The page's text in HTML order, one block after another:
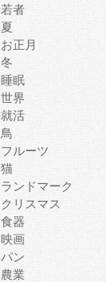
若者
夏
お正月
冬
睡眠
世界
就活
鳥
フルーツ
猫
ランドマーク
クリスマス
食器
映画
パン
農業